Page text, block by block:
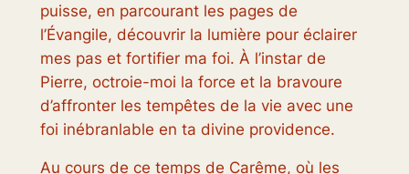
puisse, en parcourant les pages de
l’Évangile, découvrir la lumière pour éclairer
mes pas et fortifier ma foi. À l’instar de
Pierre, octroie-moi la force et la bravoure
d’affronter les tempêtes de la vie avec une
foi inébranlable en ta divine providence.
Au cours de ce temps de Carême, où les